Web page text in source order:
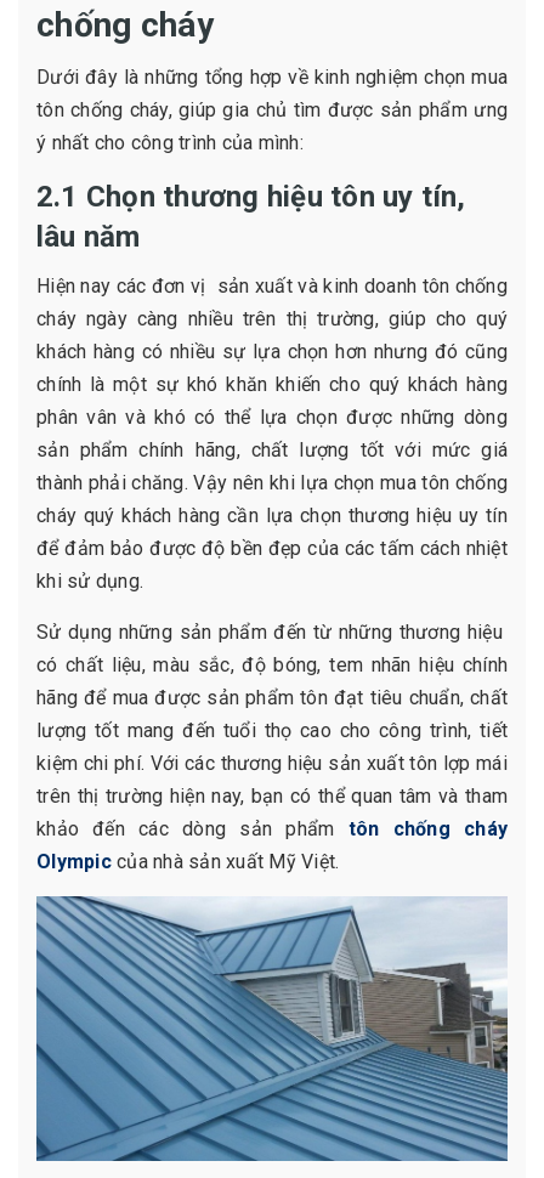
chống cháy
Dưới đây là những tổng hợp về kinh nghiệm chọn mua
tôn chống cháy, giúp gia chủ tìm được sản phẩm ưng
ý nhất cho công trình của mình:
2.1 Chọn thương hiệu tôn uy tín,
lâu năm
Hiện nay các đơn vị sản xuất và kinh doanh tôn chống
cháy ngày càng nhiều trên thị trường, giúp cho quý
khách hàng có nhiều sự lựa chọn hơn nhưng đó cũng
chính là một sự khó khăn khiến cho quý khách hàng
phân vân và khó có thể lựa chọn được những dòng
sản phẩm chính hãng, chất lượng tốt với mức giá
thành phải chăng. Vậy nên khi lựa chọn mua tôn chống
cháy quý khách hàng cần lựa chọn thương hiệu uy tín
để đảm bảo được độ bền đẹp của các tấm cách nhiệt
khi sử dụng.
Sử dụng những sản phẩm đến từ những thương hiệu
có chất liệu, màu sắc, độ bóng, tem nhãn hiệu chính
hãng để mua được sản phẩm tôn đạt tiêu chuẩn, chất
lượng tốt mang đến tuổi thọ cao cho công trình, tiết
kiệm chi phí. Với các thương hiệu sản xuất tôn lợp mái
trên thị trường hiện nay, bạn có thể quan tâm và tham
khảo đến các dòng sản phẩm tôn chống cháy
Olympiccủa nhà sản xuất Mỹ Việt.